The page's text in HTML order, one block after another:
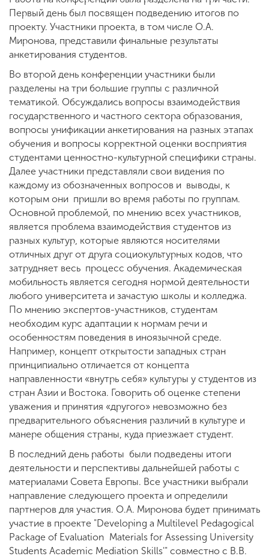
Первый день был посвящен подведению итогов по
проекту. Участники проекта, в том числе О.А.
Миронова, представили финальные результаты
анкетирования студентов.
Во второй день конференции участники были
разделены на три большие группы с различной
тематикой. Обсуждались вопросы взаимодействия
государственного и частного сектора образования,
вопросы унификации анкетирования на разных этапах
обучения и вопросы корректной оценки восприятия
студентами ценностно-культурной специфики страны.
Далее участники представляли свои видения по
каждому из обозначенных вопросов и выводы, к
которым они пришли во время работы по группам.
Основной проблемой, по мнению всех участников,
является проблема взаимодействия студентов из
разных культур, которые являются носителями
отличных друг от друга социокультурных кодов, что
затрудняет весь процесс обучения. Академическая
мобильность является сегодня нормой деятельности
любого университета и зачастую школы и колледжа.
По мнению экспертов-участников, студентам
необходим курс адаптации к нормам речи и
особенностям поведения в иноязычной среде.
Например, концепт открытости западных стран
принципиально отличается от концепта
направленности «внутрь себя» культуры у студентов из
стран Азии и Востока. Говорить об оценке степени
уважения и принятия «другого» невозможно без
предварительного объяснения различий в культуре и
манере общения страны, куда приезжает студент.
В последний день работы были подведены итоги
деятельности и перспективы дальнейшей работы с
материалами Совета Европы. Все участники выбрали
направление следующего проекта и определили
партнеров для участия. О.А. Миронова будет принимать
участие в проекте "Developing a Multilevel Pedagogical
Package of Evaluation Materials for Assessing University
Students Academic Mediation Skills'" совместно с В.В.